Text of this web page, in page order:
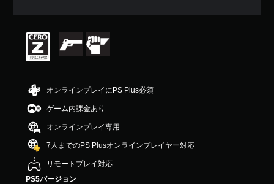
は
段
の
で
す
オンラインプレイにPS Plus必須
ゲーム内課金あり
オンラインプレイ専用
7人までのPS Plusオンラインプレイヤー対応
リモートプレイ対応
PS5バージョン